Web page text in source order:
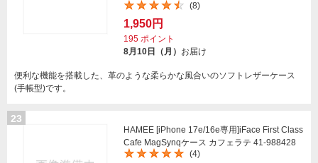
(8)
1,950円
195 ポイント
8月10日（月） お届け
便利な機能を搭載した、革のような柔らかな風合いのソフトレザーケース
(手帳型)です。
23
HAMEE [iPhone 17e/16e専用]iFace First Class
Cafe MagSynqケース カフェラテ 41-988428
(4)